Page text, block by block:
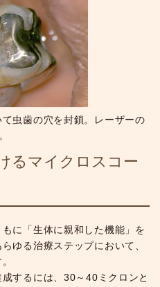
虫歯の穴を封鎖。レーザーの
るマイクロスコー
に「生体に親和した機能」を
ゆる治療ステップにおいて、
するには、30～40ミクロンと